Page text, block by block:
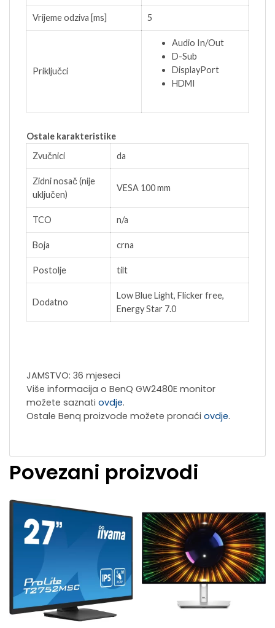
Vrijeme odziva [ms] 5
Priključci
Audio In/Out
D-Sub
DisplayPort
HDMI
Ostale karakteristike
Zvučnici
da
Zidni nosač (nije
uključen)
VESA 100 mm
TCO n/a
Boja crna
Postolje tilt
Dodatno
Low Blue Light, Flicker free,
Energy Star 7.0
JAMSTVO: 36 mjeseci
Više informacija o BenQ GW2480E monitor
možete saznati ovdje.
Ostale Benq proizvode možete pronaći ovdje.
Povezani proizvodi